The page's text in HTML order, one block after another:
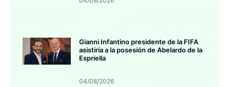
Gianni Infantino presidente de la FIFA
asistiría a la posesión de Abelardo de la
Espriella
04/08/2026